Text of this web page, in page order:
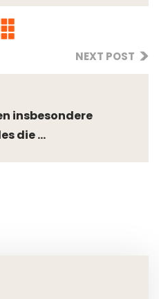
NEXT POST
insbesondere
die ...